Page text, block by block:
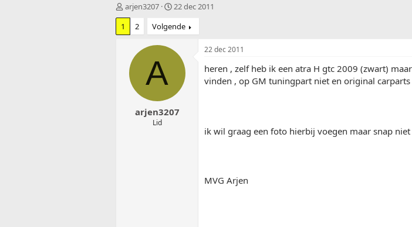
T
o
i
arjen3207
S
a
r
t
u
22 dec 2011
1
2 Volgende
A
arjen3207
Lid
22 dec 2011
heren , zelf heb ik een atra H gtc 2009 (zwart)
vinden , op GM tuningpart niet en original
ik wil graag een foto hierbij voegen maar snap
MVG Arjen